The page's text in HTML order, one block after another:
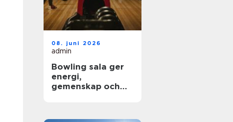
08. juni 2026
admin
Bowling sala ger
energi,
gemenskap och